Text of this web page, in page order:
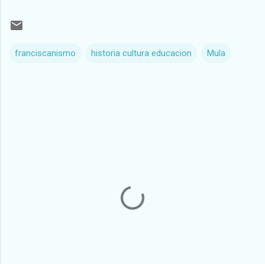
franciscanismo historia cultura educacion Mula